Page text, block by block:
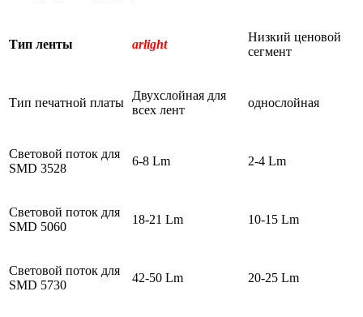
Тип ленты arlight
Низкий ценовой
сегмент
Тип печатной платы
Двухслойная для
всех лент
однослойная
Световой поток для
SMD 3528
6-8 Lm 2-4 Lm
Световой поток для
SMD 5060
18-21 Lm 10-15 Lm
Световой поток для
SMD 5730
42-50 Lm 20-25 Lm